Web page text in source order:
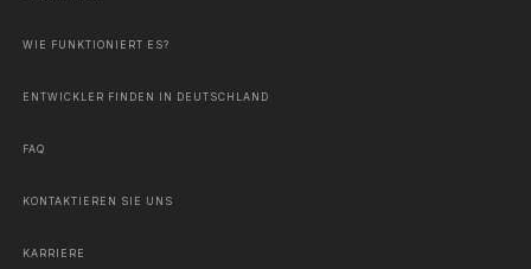
WIE FUNKTIONIERT ES?
ENTWICKLER FINDEN IN DEUTSCHLAND
FAQ
KONTAKTIEREN SIE UNS
KARRIERE